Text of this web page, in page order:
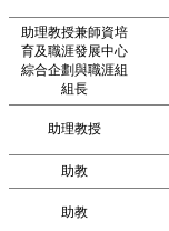
助理教授兼師資培
育及職涯發展中心
綜合企劃與職涯組
組長
助理教授
助教
助教